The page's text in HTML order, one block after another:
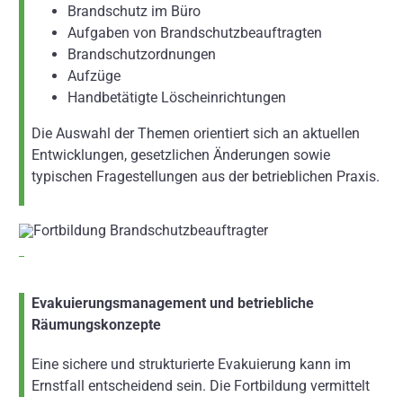
Brandschutz im Büro
Aufgaben von Brandschutzbeauftragten
Brandschutzordnungen
Aufzüge
Handbetätigte Löscheinrichtungen
Die Auswahl der Themen orientiert sich an aktuellen
Entwicklungen, gesetzlichen Änderungen sowie
typischen Fragestellungen aus der betrieblichen Praxis.
Evakuierungsmanagement und betriebliche
Räumungskonzepte
Eine sichere und strukturierte Evakuierung kann im
Ernstfall entscheidend sein. Die Fortbildung vermittelt